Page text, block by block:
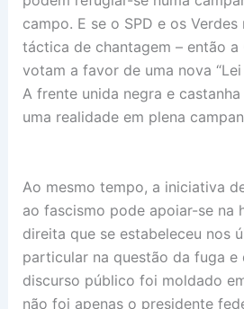
campo. E se o SPD e os
táctica de chantagem – então a
votam a favor de uma nova “Lei
A frente unida negra e
uma realidade em plena
Ao mesmo tempo, a iniciativa
ao fascismo pode apoiar-se na
direita que se estabeleceu nos
particular na questão da fuga e
discurso público foi moldado
não foi apenas o presidente